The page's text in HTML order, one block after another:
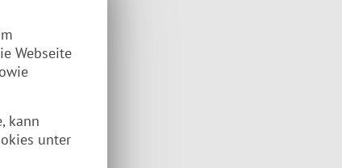
Webseite
kann
unter